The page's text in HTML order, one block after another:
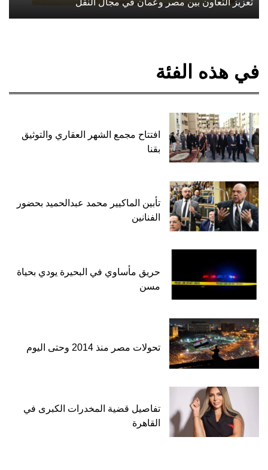
تعزيز التعاون بين مصر وعمان في مجال النقل
في هذه الفئة
افتتاح مجمع الشهر العقاري والتوثيق
بقنا
تأبين الماكيير محمد عبدالحميد بحضور
الفنانين
حريق مأساوي في البحيرة يودي بحياة
مسن
تحولات مصر منذ 2014 وحتى اليوم
تفاصيل قضية المخدرات الكبرى في
القاهرة